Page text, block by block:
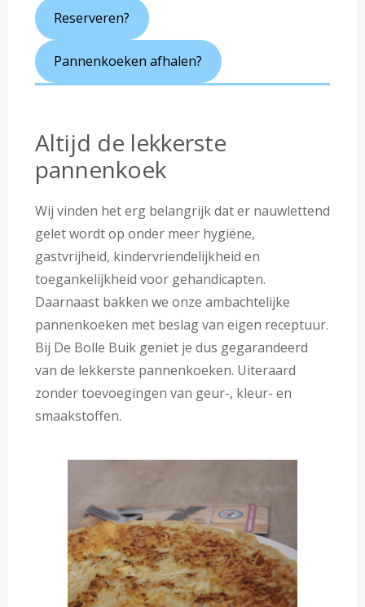
Reserveren?
Pannenkoeken afhalen?
Altijd de lekkerste
pannenkoek
Wij vinden het erg belangrijk dat er nauwlettend
gelet wordt op onder meer hygiëne,
gastvrijheid, kindervriendelijkheid en
toegankelijkheid voor gehandicapten.
Daarnaast bakken we onze ambachtelijke
pannenkoeken met beslag van eigen receptuur.
Bij De Bolle Buik geniet je dus gegarandeerd
van de lekkerste pannenkoeken. Uiteraard
zonder toevoegingen van geur-, kleur- en
smaakstoffen.